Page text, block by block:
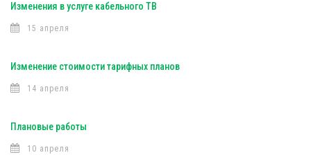
Изменения в услуге кабельного ТВ
15 апреля
Изменение стоимости тарифных планов
14 апреля
Плановые работы
10 апреля